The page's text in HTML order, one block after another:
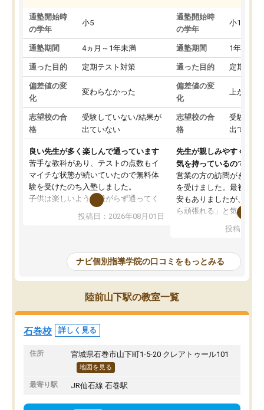
通塾開始時
の学年
小5
通塾期間 4ヵ月～1年未満
通った目的 定期テスト対策
偏差値の変
化
変わらなかった
志望校の合
格
受験していない/結果が
出ていない
良い先生が多く楽しんで通っています
苦手な教科があり、テストの点数もイ
マイチな状態が続いていたので無料体
験を受けたのち入塾しました。
子供は楽しいようで嫌がらず通ってく
先生は良い方が多く、いつも笑顔で対
教室は少し狭い印象なので夜の時間帯
など生徒さんが多い時間帯は手狭では
ないかな？と感じます。
また駅前にあるのでアクセスは良いで
すが駐車場がないのでお迎えの際に近
隣のコインパーキングを利用または路
上駐車をするしかない点が少し不便で
投稿日：2026年08月01日
通塾開始時
の学年
小1
通塾期間 1年以上
通った目的 定期テス
偏差値の変
化
上がった
志望校の合
格
受験して
出ていな
先生が親しみやすく勉強
気を持っているので安心
営業の方の訪問がきっか
を受けました。最初は続
安もありましたが、子ど
ら頑張れる」と気に入り
ても分かりやすく、学
方を丁寧に教えてくださ
が深まっていると感じま
熱心で、一人ひとりの苦
握し、復習や講習を通し
前より勉強に前向きに取
りたいと思える塾です。
投稿日：
ナビ個別指導学院の口コミをもっとみる
陸前山下駅の教室一覧
石巻校 詳しく見る
住所 宮城県石巻市山下町1-5-20 クレアトゥール101
地図を見る
最寄り駅 JR仙石線 石巻駅